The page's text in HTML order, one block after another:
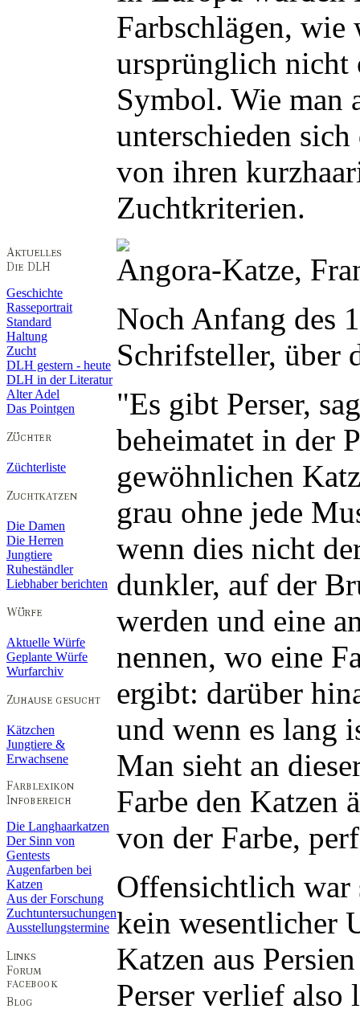
Geschichte
Rasseportrait
Standard
Haltung
Zucht
DLH gestern - heute
DLH in der Literatur
Alter Adel
Das Pointgen
Züchterliste
Die Damen
Die Herren
Jungtiere
Ruheständler
Liebhaber berichten
Aktuelle Würfe
Geplante Würfe
Wurfarchiv
Kätzchen
Jungtiere &
Erwachsene
Die Langhaarkatzen
Der Sinn von
Gentests
Augenfarben bei
Katzen
Aus der Forschung
Zuchtuntersuchungen
Ausstellungstermine
Farbschlägen, wie
ursprünglich nicht
Symbol. Wie man
unterschieden
von ihren
Zuchtkriterien.
Angora-Katze,
Noch Anfang des
Schrifsteller, über
"Es gibt Perser,
beheimatet in der
gewöhnlichen
grau ohne jede
wenn dies nicht
dunkler, auf der
werden und eine
nennen, wo eine
ergibt: darüber
und wenn es lang
Man sieht an
Farbe den Katzen
von der Farbe,
Offensichtlich war
kein wesentlicher
Katzen aus
Perser verlief also